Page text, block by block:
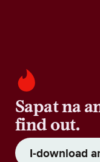
Sapat na
find out.
I-download